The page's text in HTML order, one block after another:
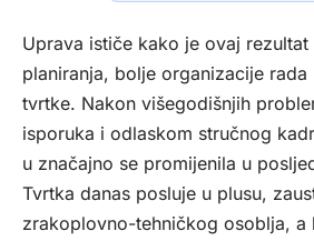
Uprava ističe kako je ovaj
planiranja, bolje organizacije
tvrtke. Nakon višegodišnjih
isporuka i odlaskom stručnog
u značajno se promijenila u
Tvrtka danas posluje u plusu,
zrakoplovno-tehničkog osoblja, a